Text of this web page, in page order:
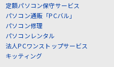
定額パソコン保守サービス
パソコン通販「PCバル」
パソコン修理
パソコンレンタル
法人PCワンストップサービス
キッティング